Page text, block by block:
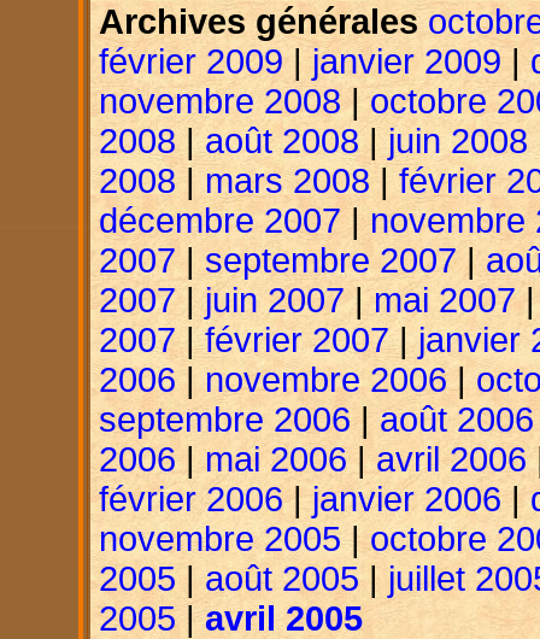
Archives générales
février 2009 | janvier 2009 |
novembre 2008|octobre
2008| août 2008| juin 2008
2008 | mars 2008 | février
décembre 2007 |novembre
2007 | septembre 2007 |
2007| juin 2007|mai 2007
2007|février 2007|janvier
2006 | novembre 2006|
septembre 2006| août 2006
2006| mai 2006 |avril 2006
février 2006|janvier 2006 |
novembre 2005| octobre
2005 | août 2005| juillet
2005|avril 2005